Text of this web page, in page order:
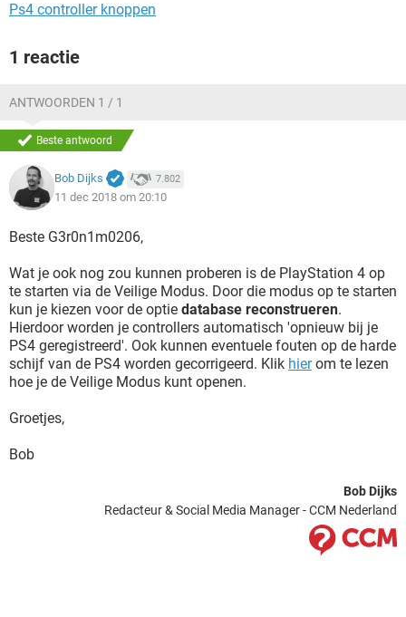
Ps4 controller knoppen
1 reactie
ANTWOORDEN 1 / 1
Beste antwoord
Bob Dijks 7.802
11 dec 2018 om 20:10
Beste G3r0n1m0206,
Wat je ook nog zou kunnen proberen is de PlayStation 4 op
te starten via de Veilige Modus. Door die modus op te starten
kun je kiezen voor de optie database reconstrueren.
Hierdoor worden je controllers automatisch 'opnieuw bij je
PS4 geregistreerd'. Ook kunnen eventuele fouten op de harde
schijf van de PS4 worden gecorrigeerd. Klik hierom te lezen
hoe je de Veilige Modus kunt openen.
Groetjes,
Bob
Bob Dijks
Redacteur & Social Media Manager - CCM Nederland